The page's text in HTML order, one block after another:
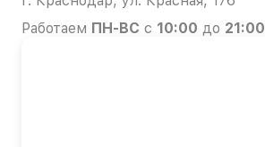
Работаем ПН-ВС с 10:00 до 21:00